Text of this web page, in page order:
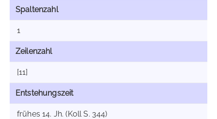
Spaltenzahl
1
Zeilenzahl
[11]
Entstehungszeit
frühes 14. Jh. (Koll S. 344)